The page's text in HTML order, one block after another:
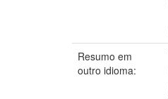
Resumo em
outro idioma: